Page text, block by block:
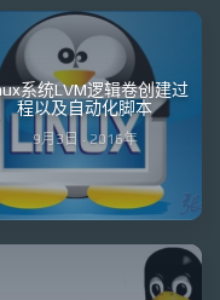
系统LVM逻辑卷创建过
程以及自动化脚本
9月3日 · 2016年